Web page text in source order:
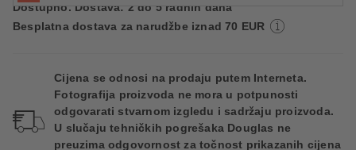
8 - ARDENT BRICK
Dostupno. Dostava: 2 do 5 radnih dana
Besplatna dostava za narudžbe iznad 70 EUR
Cijena se odnosi na prodaju putem Interneta.
Fotografija proizvoda ne mora u potpunosti
odgovarati stvarnom izgledu i sadržaju proizvoda.
U slučaju tehničkih pogrešaka Douglas ne
preuzima odgovornost za točnost prikazanih cijena